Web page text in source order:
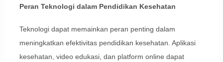
Peran Teknologi dalam Pendidikan Kesehatan
Teknologi dapat memainkan peran penting dalam
meningkatkan efektivitas pendidikan kesehatan. Aplikasi
kesehatan, video edukasi, dan platform online dapat